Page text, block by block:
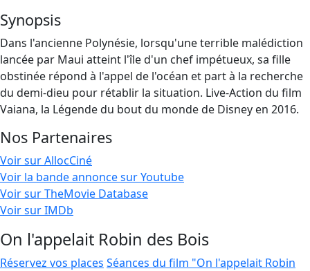
Synopsis
Dans l'ancienne Polynésie, lorsqu'une terrible malédiction
lancée par Maui atteint l'île d'un chef impétueux, sa fille
obstinée répond à l'appel de l'océan et part à la recherche
du demi-dieu pour rétablir la situation. Live-Action du film
Vaiana, la Légende du bout du monde de Disney en 2016.
Nos Partenaires
Voir sur AllocCiné
Voir la bande annonce sur Youtube
Voir sur TheMovie Database
Voir sur IMDb
On l'appelait Robin des Bois
Réservez vos places Séances du film "On l'appelait Robin